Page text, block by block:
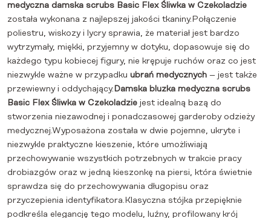
medyczna damska scrubs Basic Flex Śliwka w Czekoladzie
została wykonana z najlepszej jakości tkaniny.Połączenie
poliestru, wiskozy i lycry sprawia, że materiał jest bardzo
wytrzymały, miękki, przyjemny w dotyku, dopasowuje się do
każdego typu kobiecej figury, nie krępuje ruchów oraz co jest
niezwykle ważne w przypadku ubrań medycznych – jest także
przewiewny i oddychający. Damska bluzka medyczna scrubs
Basic Flex Śliwka w Czekoladzie jest idealną bazą do
stworzenia niezawodnej i ponadczasowej garderoby odzieży
medycznej.Wyposażona została w dwie pojemne, ukryte i
niezwykle praktyczne kieszenie, które umożliwiają
przechowywanie wszystkich potrzebnych w trakcie pracy
drobiazgów oraz w jedną kieszonkę na piersi, która świetnie
sprawdza się do przechowywania długopisu oraz
przyczepienia identyfikatora.Klasyczna stójka przepięknie
podkreśla elegancję tego modelu, luźny, profilowany krój